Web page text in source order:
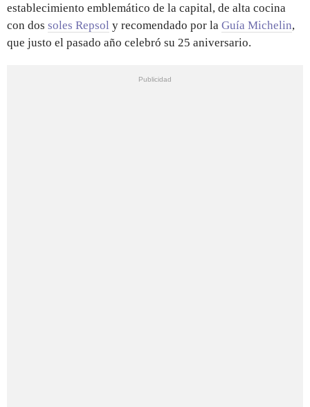
establecimiento emblemático de la capital, de alta cocina
con dos soles Repsol y recomendado por la Guía Michelin,
que justo el pasado año celebró su 25 aniversario.